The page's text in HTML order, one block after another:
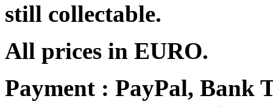
still collectable.
All prices in EURO.
Payment : PayPal, Bank